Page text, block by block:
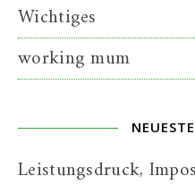
Wichtiges
working mum
Leistungsdruck,